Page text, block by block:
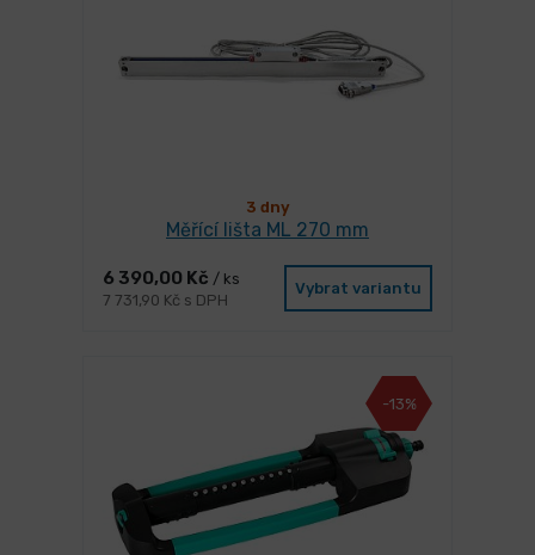
3 dny
Měřící lišta ML 270 mm
6 390,00 Kč / ks
7 731,90 Kč s DPH
Vybrat variantu
-13%